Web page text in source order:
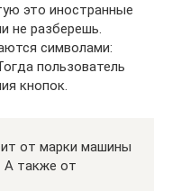
это иностранные
не разберешь.
символами:
пользователь
кнопок.
от марки машины
А также от